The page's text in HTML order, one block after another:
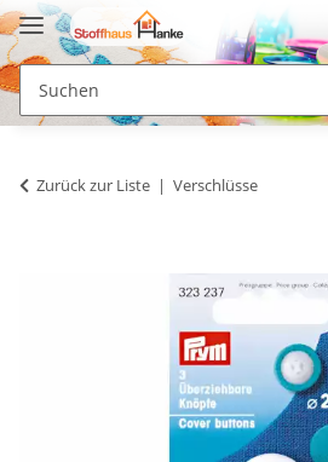
Zurück zur Liste Verschlüsse